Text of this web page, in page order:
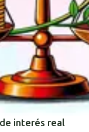
interés real